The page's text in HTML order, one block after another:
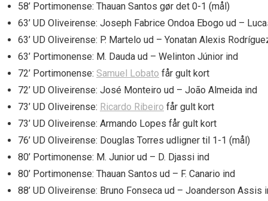
58’ Portimonense: Thauan Santos gør det 0-1 (mål)
63’ UD Oliveirense: Joseph Fabrice Ondoa Ebogo ud –
63’ UD Oliveirense: P. Martelo ud – Yonatan Alexis
63’ Portimonense: M. Dauda ud – Welinton Júnior ind
72’ Portimonense: Samuel Lobato får gult kort
72’ UD Oliveirense: José Monteiro ud – João Almeida ind
73’ UD Oliveirense: Ricardo Ribeiro får gult kort
73’ UD Oliveirense: Armando Lopes får gult kort
76’ UD Oliveirense: Douglas Torres udligner til 1-1 (mål)
80’ Portimonense: M. Junior ud – D. Djassi ind
80’ Portimonense: Thauan Santos ud – F. Canario ind
88’ UD Oliveirense: Bruno Fonseca ud – Joanderson Assis